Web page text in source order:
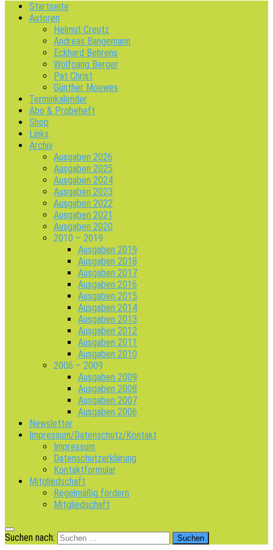
Startseite
Autoren
Helmut Creutz
Andreas Bangemann
Eckhard Behrens
Wolfgang Berger
Pat Christ
Günther Moewes
Terminkalender
Abo & Probeheft
Shop
Links
Archiv
Ausgaben 2026
Ausgaben 2025
Ausgaben 2024
Ausgaben 2023
Ausgaben 2022
Ausgaben 2021
Ausgaben 2020
2010 – 2019
Ausgaben 2019
Ausgaben 2018
Ausgaben 2017
Ausgaben 2016
Ausgaben 2015
Ausgaben 2014
Ausgaben 2013
Ausgaben 2012
Ausgaben 2011
Ausgaben 2010
2006 – 2009
Ausgaben 2009
Ausgaben 2008
Ausgaben 2007
Ausgaben 2006
Newsletter
Impressum/Datenschutz/Kontakt
Impressum
Datenschutzerklärung
Kontaktformular
Mitgliedschaft
Regelmäßig fördern
Mitgliedschaft
Suchen nach: